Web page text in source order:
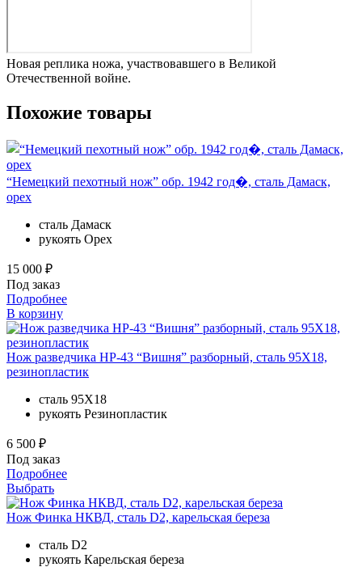
Новая реплика ножа, участвовавшего в Великой
Отечественной войне.
Похожие товары
“Немецкий пехотный нож” обр. 1942 год�, сталь Дамаск,
орех
сталь Дамаск
рукоять Орех
15 000 ₽
Под заказ
Подробнее
В корзину
Нож разведчика НР-43 “Вишня” разборный, сталь 95Х18,
резинопластик
сталь 95Х18
рукоять Резинопластик
6 500 ₽
Под заказ
Подробнее
Выбрать
Нож Финка НКВД, сталь D2, карельская береза
сталь D2
рукоять Карельская береза